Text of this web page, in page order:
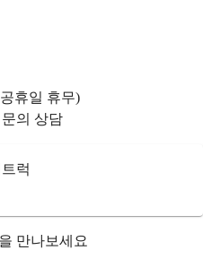
휴일 휴무)
의 상담
럭
만나보세요